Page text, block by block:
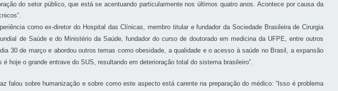
do setor público, que está se acentuando particularmente nos últimos quatro anos. Acontece por causa da
como ex-diretor do Hospital das Clínicas, membro titular e fundador da Sociedade Brasileira de Cirurgia
de Saúde e do Ministério da Saúde,fundador do curso de doutorado em medicina da UFPE, entre outros
30 de março e abordou outros temas como obesidade, a qualidade e o acesso à saúde no Brasil, a expansão
hoje o grande entrave do SUS, resultando em deterioração total do sistema brasileiro”.
falou sobre humanização e sobre como este aspecto está carente na preparação do médico: “Isso é problema